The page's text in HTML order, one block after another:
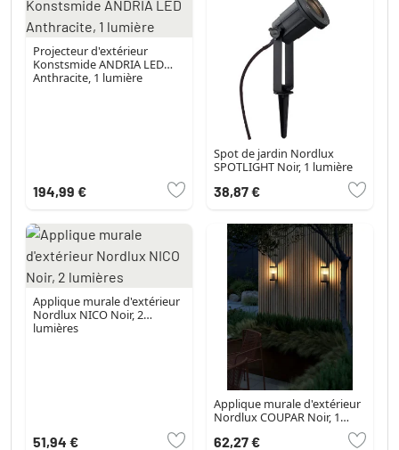
Projecteur d'extérieur
Konstsmide ANDRIA LED
Anthracite, 1 lumière
194,99 €
Spot de jardin Nordlux
SPOTLIGHT Noir, 1 lumière
38,87 €
Applique murale d'extérieur
Nordlux NICO Noir, 2
lumières
51,94 €
Applique murale d'extérieur
Nordlux COUPAR Noir, 1
62,27 €